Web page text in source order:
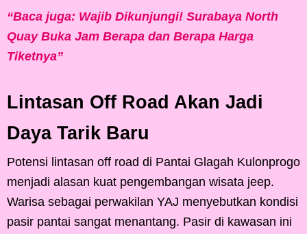
“Baca juga: Wajib Dikunjungi! Surabaya North
Quay Buka Jam Berapa dan Berapa Harga
Tiketnya”
Lintasan Off Road Akan Jadi
Daya Tarik Baru
Potensi lintasan off road di Pantai Glagah Kulonprogo
menjadi alasan kuat pengembangan wisata jeep.
Warisa sebagai perwakilan YAJ menyebutkan kondisi
pasir pantai sangat menantang. Pasir di kawasan ini